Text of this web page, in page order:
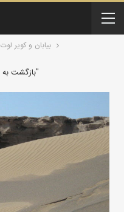
بیابان و کویر لوت
بازگشت به "گزارش عبور از جنوب به شمال لوت"